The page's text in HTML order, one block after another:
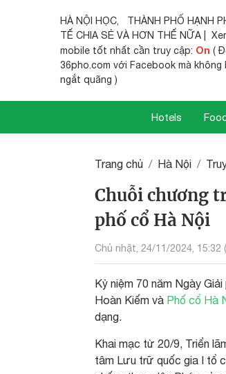
HÀ NỘI HỌC, THÀNH PHỐ HẠNH
TẾ CHIA SẺ VÀ HƠN THẾ NỮA |
mobile tốt nhất cần truy cập: On (
36pho.com với Facebook mà không
ngắt quãng )
Hotels
Trang chủ Hà Nội
Chuỗi chương
phố cổ Hà Nội
Chủ nhật, 24/11/2024, 15:32
Kỷ niệm 70 năm Ngày
Hoàn Kiếm và Phố cổ Hà
dạng.
Khai mạc từ 20/9, Triển
tâm Lưu trữ quốc gia I tổ